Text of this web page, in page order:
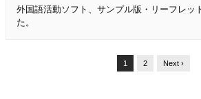
外国語活動ソフト、サンプル版・リーフレッ
た。
1 2 Next ›